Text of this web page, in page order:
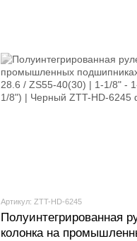
Артикул: ZTT-HD-6245
Полуинтегрированная
колонка на